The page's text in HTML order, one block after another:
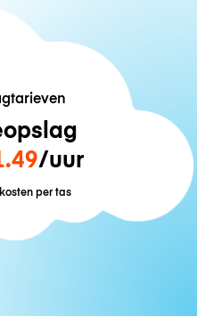
/uur
per tas